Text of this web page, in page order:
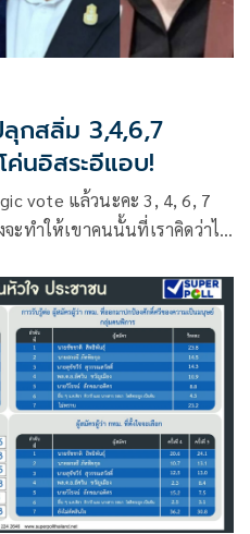
ลุกสลิ่ม 3,4,6,7
ค่นอิสระอีแอบ!
vote แล้วนะคะ 3, 4, 6, 7
จะทำให้เขาคนนั้นที่เราคิดว่าไม่